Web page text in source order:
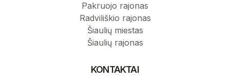
Pakruojo rajonas
Radviliškio rajonas
Šiaulių miestas
Šiaulių rajonas
KONTAKTAI